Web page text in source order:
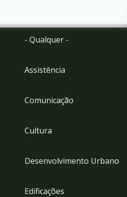
- Qualquer -
Assistência
Comunicação
Cultura
Desenvolvimento Urbano
Edificações